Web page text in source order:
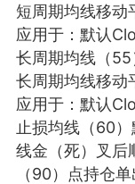
狼行黄金一次
EA它来了，主打
黄金一次一单
了，主打高胜率
短周期均线移动
应用于：默认
长周期均线（55
长周期均线移动
应用于：默认
止损均线（60
线金（死）叉后
（90）点持仓